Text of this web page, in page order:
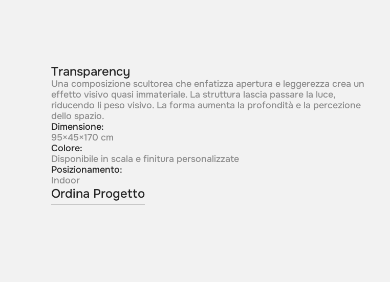
Transparency
Una composizione scultorea che enfatizza apertura e leggerezza crea un
effetto visivo quasi immateriale. La struttura lascia passare la luce,
riducendo li peso visivo. La forma aumenta la profondità e la percezione
dello spazio.
Dimensione:
95×45×170 cm
Colore:
Disponibile in scala e finitura personalizzate
Posizionamento:
Indoor
Ordina Progetto